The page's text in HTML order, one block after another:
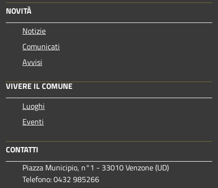
NOVITÀ
Notizie
Comunicati
Avvisi
VIVERE IL COMUNE
Luoghi
Eventi
CONTATTI
Piazza Municipio, n°1 - 33010 Venzone (UD)
Telefono: 0432 985266